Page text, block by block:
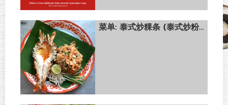
菜单: 泰式炒粿条 (泰式炒粉酱及玄米粉Lazy Set)